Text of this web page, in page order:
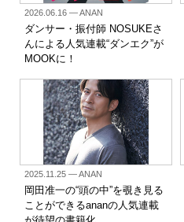
2026.06.16— ANAN
ダンサー・振付師 NOSUKEさ
んによる人気連載“ダンエク”が
MOOKに！
2025.11.25— ANAN
岡田准一の“頭の中”を覗き見る
ことができるananの人気連載